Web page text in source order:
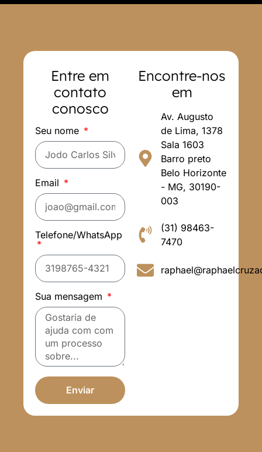
Entre em
contato
conosco
Seu nome
Email
Telefone/WhatsApp
Sua mensagem
Enviar
Encontre-nos
em
Av. Augusto
de Lima, 1378
Sala 1603
Barro preto
Belo Horizonte
- MG, 30190-
003
(31) 98463-
7470